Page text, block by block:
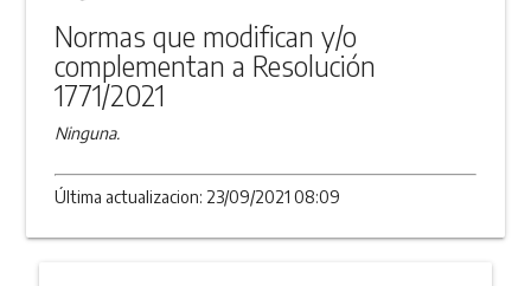
Normas que modifican y/o
complementan a Resolución
1771/2021
Ninguna.
Última actualizacion: 23/09/2021 08:09